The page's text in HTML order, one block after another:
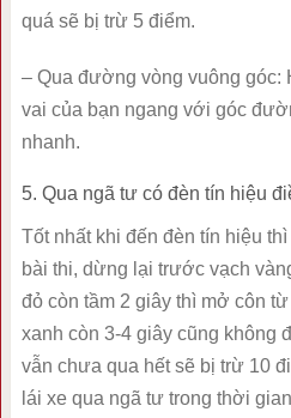
quá sẽ bị trừ 5 điểm.
– Qua đường vòng vuông góc:
vai của bạn ngang với góc
nhanh.
5. Qua ngã tư có đèn tín hiệu
Tốt nhất khi đến đèn tín hiệu
bài thi, dừng lại trước vạch
đỏ còn tầm 2 giây thì mở côn
xanh còn 3-4 giây cũng không
vẫn chưa qua hết sẽ bị trừ 10
lái xe qua ngã tư trong thời